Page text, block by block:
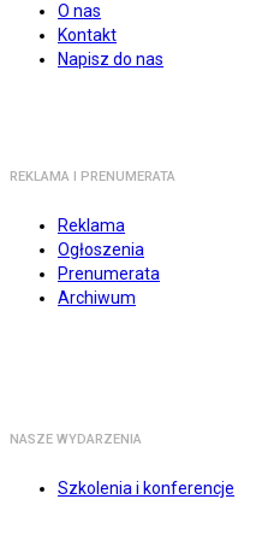
O nas
Kontakt
Napisz do nas
REKLAMA I PRENUMERATA
Reklama
Ogłoszenia
Prenumerata
Archiwum
NASZE WYDARZENIA
Szkolenia i konferencje